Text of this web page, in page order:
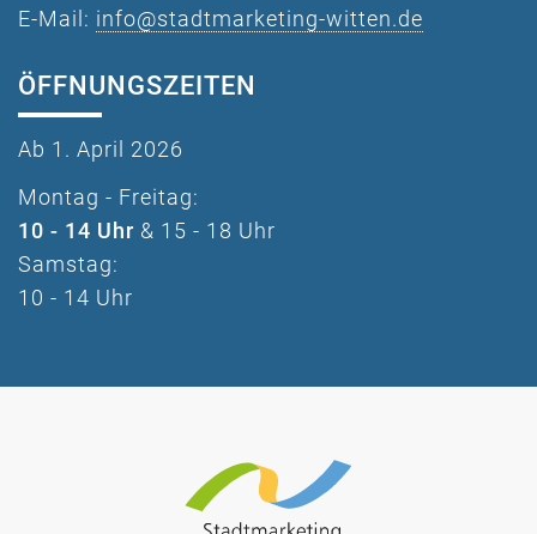
E-Mail: info@stadtmarketing-witten.de
ÖFFNUNGSZEITEN
Ab 1. April 2026
Montag - Freitag:
10 - 14 Uhr & 15 - 18 Uhr
Samstag:
10 - 14 Uhr